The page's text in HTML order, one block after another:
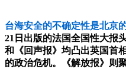
台海安全的不确定性是北京
21日出版的法国全国性大报
和《回声报》均凸出英国首
的政治危机。《解放报》则